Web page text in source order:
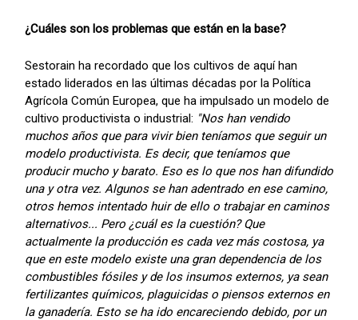
¿Cuáles son los problemas que están en la base?
Sestorain ha recordado que los cultivos de aquí han
estado liderados en las últimas décadas por la Política
Agrícola Común Europea, que ha impulsado un modelo de
cultivo productivista o industrial: "Nos han vendido
muchos años que para vivir bien teníamos que seguir un
modelo productivista. Es decir, que teníamos que
producir mucho y barato. Eso es lo que nos han difundido
una y otra vez. Algunos se han adentrado en ese camino,
otros hemos intentado huir de ello o trabajar en caminos
alternativos... Pero ¿cuál es la cuestión? Que
actualmente la producción es cada vez más costosa, ya
que en este modelo existe una gran dependencia de los
combustibles fósiles y de los insumos externos, ya sean
fertilizantes químicos, plaguicidas o piensos externos en
la ganadería. Esto se ha ido encareciendo debido, por un